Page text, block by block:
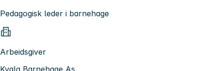
Pedagogisk leder i barnehage
Arbeidsgiver